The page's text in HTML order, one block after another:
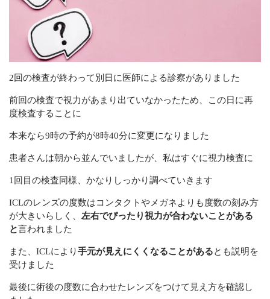
2回の検査が終わって別日に医師による診察がありました
前回の検査で視力があまり出ていなかったため、この日に再
度検査することに
本来なら9時の予約が8時40分に変更になりました
患者さんは朝から並んでいましたが、私はすぐに視力検査に
1回目の検査同様、かなりしっかり調べていきます
ICLのレンズの度数はコンタクトやメガネよりも度数の刻み方
が大きいらしく、 左右でぴったり視力が合わないことがある
と言われました
また、ICLにより手元が見えにくくなることがあるとも説明を
受けました
最後に術後の度数に合わせたレンズをつけて見え方を確認し